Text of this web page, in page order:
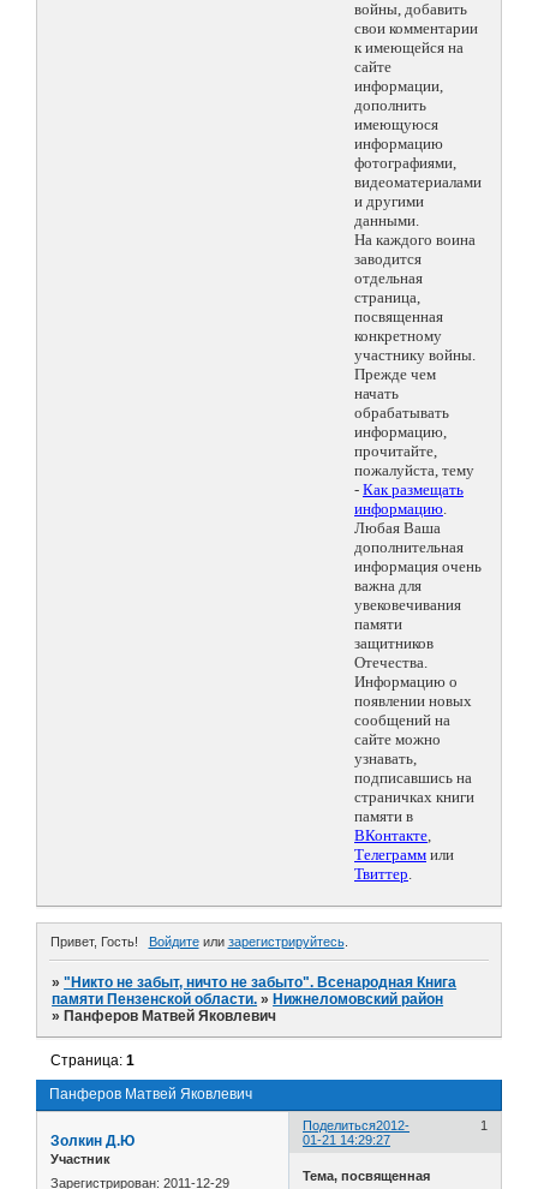
войны, добавить
свои комментарии
к имеющейся на
сайте
информации,
дополнить
имеющуюся
информацию
фотографиями,
видеоматериалами
и другими
данными.
На каждого воина
заводится
отдельная
страница,
посвященная
конкретному
участнику войны.
Прежде чем
начать
обрабатывать
информацию,
прочитайте,
пожалуйста, тему
- Как размещать
информацию.
Любая Ваша
дополнительная
информация очень
важна для
увековечивания
памяти
защитников
Отечества.
Информацию о
появлении новых
сообщений на
сайте можно
узнавать,
подписавшись на
страничках книги
памяти в
ВКонтакте,
Телеграмм или
Твиттер.
Привет, Гость! Войдитеили зарегистрируйтесь.
»"Никто не забыт, ничто не забыто". Всенародная Книга
памяти Пензенской области. » Нижнеломовский район
» Панферов Матвей Яковлевич
Панферов Матвей Яковлевич
Страница:1
Поделиться 1
2012-
01-21 14:29:27
Золкин Д.Ю
Участник
Зарегистрирован: 2011-12-29
Тема, посвященная